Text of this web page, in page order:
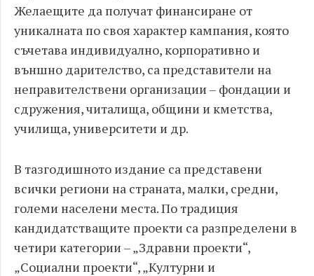
Желаещите да получат финансиране от
уникалната по своя характер кампания, която
съчетава индивидуално, корпоративно и
външно дарителство, са представители на
неправителствени организации – фондации и
сдружения, читалища, общини и кметства,
училища, университети и др.
В тазгодишното издание са представени
всички региони на страната, малки, средни,
големи населени места. По традиция
кандидатстващите проекти са разпределени в
четири категории – „Здравни проекти“,
„Социални проекти“, „Културни и